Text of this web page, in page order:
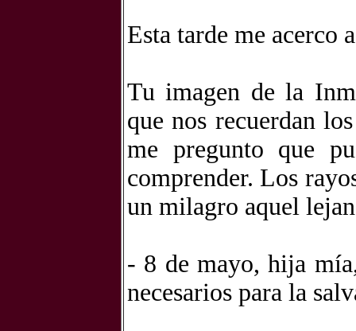
Esta tarde me acerco
Tu imagen de la
que nos recuerdan
me pregunto que
comprender. Los
un milagro aquel
- 8 de mayo, hija
necesarios para la